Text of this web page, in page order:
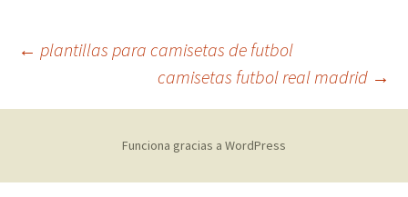
Navegación
de
entradas
← plantillas para camisetas de futbol
camisetas futbol real madrid →
Funciona gracias a WordPress